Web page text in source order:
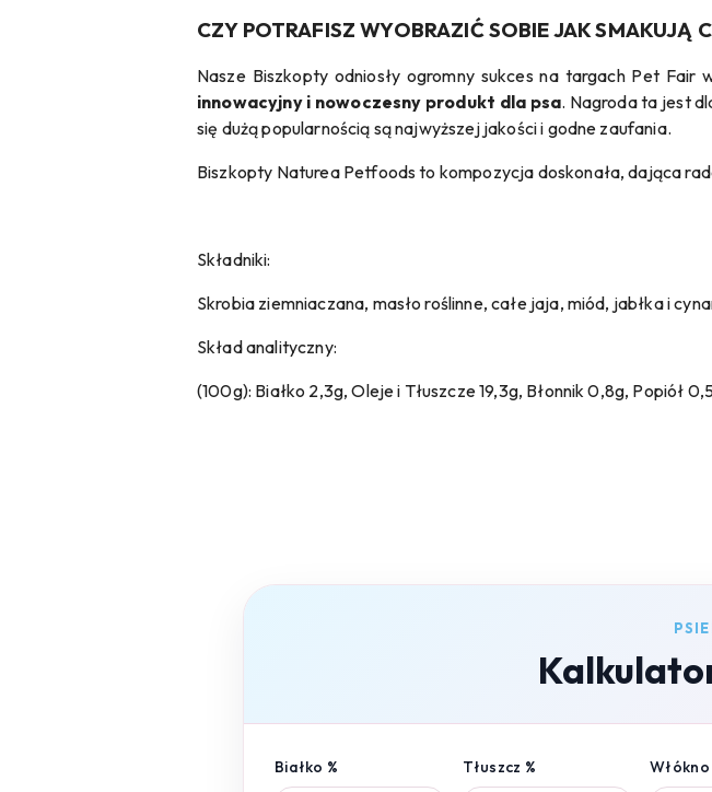
CZY POTRAFISZ WYOBRAZIĆ SOBIE JAK SMAKUJĄ
Nasze Biszkopty odniosły ogromny sukces na targach Pet
innowacyjny i nowoczesny produkt dla psa. Nagroda ta jest
się dużą popularnością są najwyższej jakości i godne zaufania.
Biszkopty Naturea Petfoods to kompozycja doskonała, dająca
Składniki:
Skrobia ziemniaczana, masło roślinne, całe jaja, miód, jabłka i
Skład analityczny:
(100g): Białko 2,3g, Oleje i Tłuszcze 19,3g, Błonnik 0,8g, Popiół
Białko % Tłuszcz % Włókno